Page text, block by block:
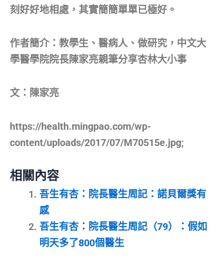
刻好好地相處，其實簡簡單單已極好。
作者簡介：教學生、醫病人、做研究，中文大
學醫學院院長陳家亮親筆分享杏林大小事
文：陳家亮
https://health.mingpao.com/wp-
content/uploads/2017/07/M70515e.jpg;
相關內容
吾生有杏：院長醫生周記：諾貝爾獎有
感
吾生有杏：院長醫生周記（79）：假如
明天多了800個醫生